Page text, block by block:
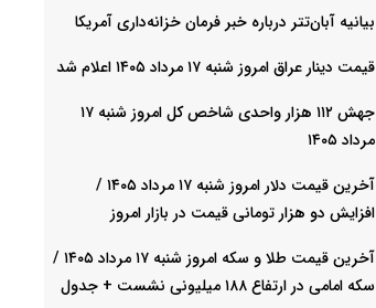
بیانیه آبان‌تتر درباره خبر فرمان خزانه‌داری آمریکا
قیمت دینار عراق امروز شنبه ۱۷ مرداد ۱۴۰۵ اعلام شد
جهش ۱۱۲ هزار واحدی شاخص کل امروز شنبه ۱۷
مرداد ۱۴۰۵
آخرین قیمت دلار امروز شنبه ۱۷ مرداد ۱۴۰۵ /
افزایش دو هزار تومانی قیمت در بازار امروز
آخرین قیمت طلا و سکه امروز شنبه ۱۷ مرداد ۱۴۰۵ /
سکه امامی در ارتفاع ۱۸۸ میلیونی نشست + جدول